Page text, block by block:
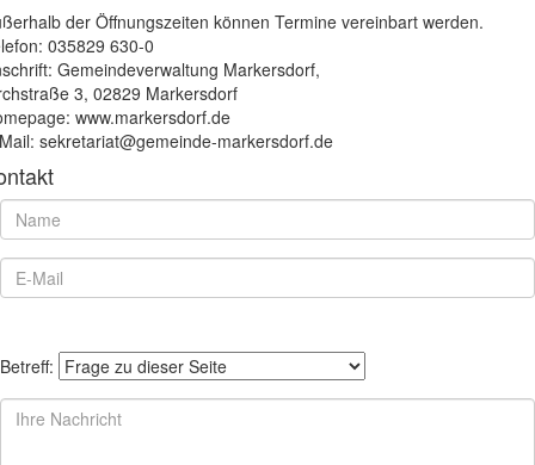
der Öffnungszeiten können Termine vereinbart werden.
035829 630-0
Gemeindeverwaltung Markersdorf,
3, 02829 Markersdorf
www.markersdorf.de
sekretariat@gemeinde-markersdorf.de
Betreff: